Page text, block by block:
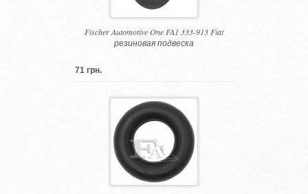
Fischer Automotive One FA1 333-913 Fiat
резиновая подвеска
71 грн.